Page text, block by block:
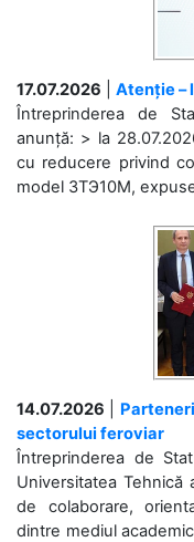
17.07.2026
Atenție –
Întreprinderea de
anunță: > la
cu reducere privind
model 3ТЭ10М,
14.07.2026
sectorului feroviar
Întreprinderea de
Universitatea
de colaborare,
dintre mediul